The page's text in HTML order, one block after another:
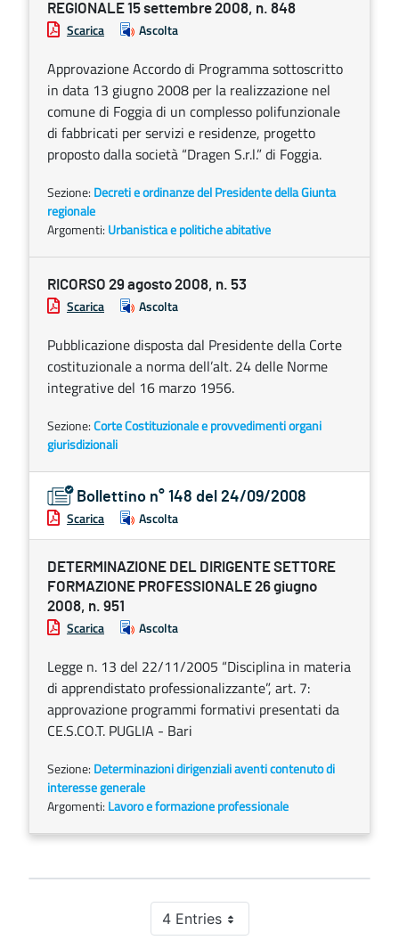
REGIONALE 15 settembre 2008, n. 848
Scarica Ascolta
Approvazione Accordo di Programma sottoscritto
in data 13 giugno 2008 per la realizzazione nel
comune di Foggia di un complesso polifunzionale
di fabbricati per servizi e residenze, progetto
proposto dalla società “Dragen S.r.l.” di Foggia.
Sezione: Decreti e ordinanze del Presidente della Giunta
regionale
Argomenti: Urbanistica e politiche abitative
RICORSO 29 agosto 2008, n. 53
Scarica Ascolta
Pubblicazione disposta dal Presidente della Corte
costituzionale a norma dell’alt. 24 delle Norme
integrative del 16 marzo 1956.
Sezione:Corte Costituzionale e provvedimenti organi
giurisdizionali
Bollettino n° 148 del 24/09/2008
Scarica Ascolta
DETERMINAZIONE DEL DIRIGENTE SETTORE
FORMAZIONE PROFESSIONALE 26 giugno
2008, n. 951
Scarica Ascolta
Legge n. 13 del 22/11/2005 “Disciplina in materia
di apprendistato professionalizzante”, art. 7:
approvazione programmi formativi presentati da
CE.S.CO.T. PUGLIA - Bari
Sezione: Determinazioni dirigenziali aventi contenuto di
interesse generale
Argomenti: Lavoro e formazione professionale
4 EntriesPer Page